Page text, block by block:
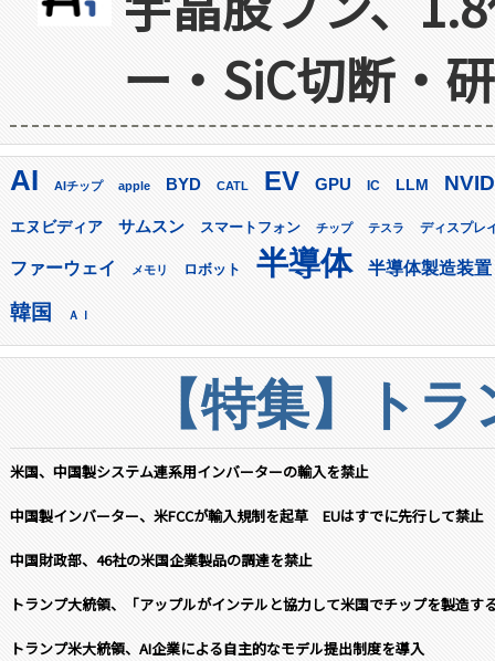
ー・SiC切断・
AI AIチップ apple BYD CATL EV GPU IC LLM
エヌビディア サムスン スマートフォン チップ テスラ ディスプレ
ファーウェイ メモリ ロボット 半導体 半導体製造装置
韓国 ＡＩ
【特集】ト
米国、中国製システム連系用インバーターの輸入を禁止
中国製インバーター、米FCCが輸入規制を起草 EUはすでに先行して禁止
中国財政部、46社の米国企業製品の調達を禁止
トランプ大統領、「アップルがインテルと協力して米国でチップを製造す
トランプ米大統領、AI企業による自主的なモデル提出制度を導入